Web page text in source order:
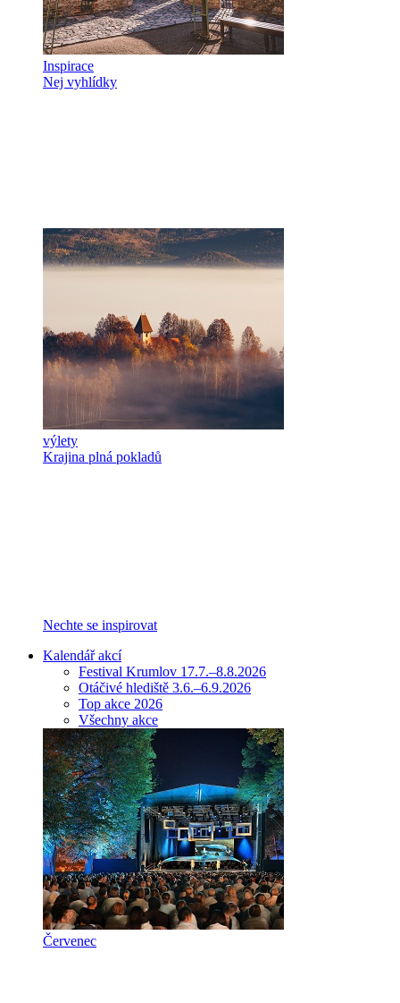
Inspirace
Nej vyhlídky
výlety
Krajina plná pokladů
Nechte se inspirovat
Kalendář akcí
Festival Krumlov 17.7.–8.8.2026
Otáčivé hlediště 3.6.–6.9.2026
Top akce 2026
Všechny akce
Červenec